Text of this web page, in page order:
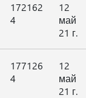
172162
4
12
май
21 г.
177126
4
12
май
21 г.